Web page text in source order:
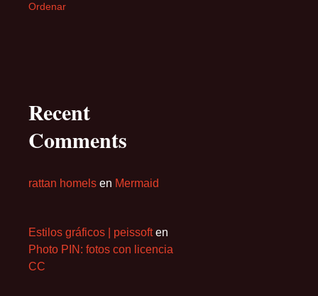
Ordenar
Recent
Comments
rattan homels en Mermaid
Estilos gráficos | peissoften
Photo PIN: fotos con licencia
CC